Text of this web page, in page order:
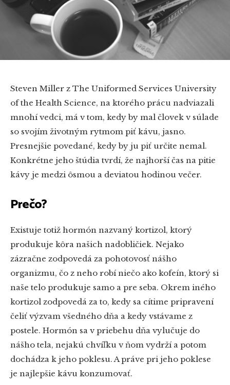
Steven Miller z The Uniformed Services University
of the Health Science, na ktorého prácu nadviazali
mnohí vedci, má v tom, kedy by mal človek v súlade
so svojím životným rytmom piť kávu, jasno.
Presnejšie povedané, kedy by ju piť určite nemal.
Konkrétne jeho štúdia tvrdí, že najhorší čas na pitie
kávy je medzi ôsmou a deviatou hodinou večer.
Prečo?
Existuje totiž hormón nazvaný kortizol, ktorý
produkuje kôra našich nadobličiek. Nejako
zázračne zodpovedá za pohotovosť nášho
organizmu, čo z neho robí niečo ako kofeín, ktorý si
naše telo produkuje samo a pre seba. Okrem iného
kortizol zodpovedá za to, kedy sa cítime pripravení
čeliť výzvam všedného dňa a kedy vstávame z
postele. Hormón sa v priebehu dňa vylučuje do
nášho tela, nejakú chvíľku v ňom vydrží a potom
dochádza k jeho poklesu. A práve pri jeho poklese
je najlepšie kávu konzumovať.